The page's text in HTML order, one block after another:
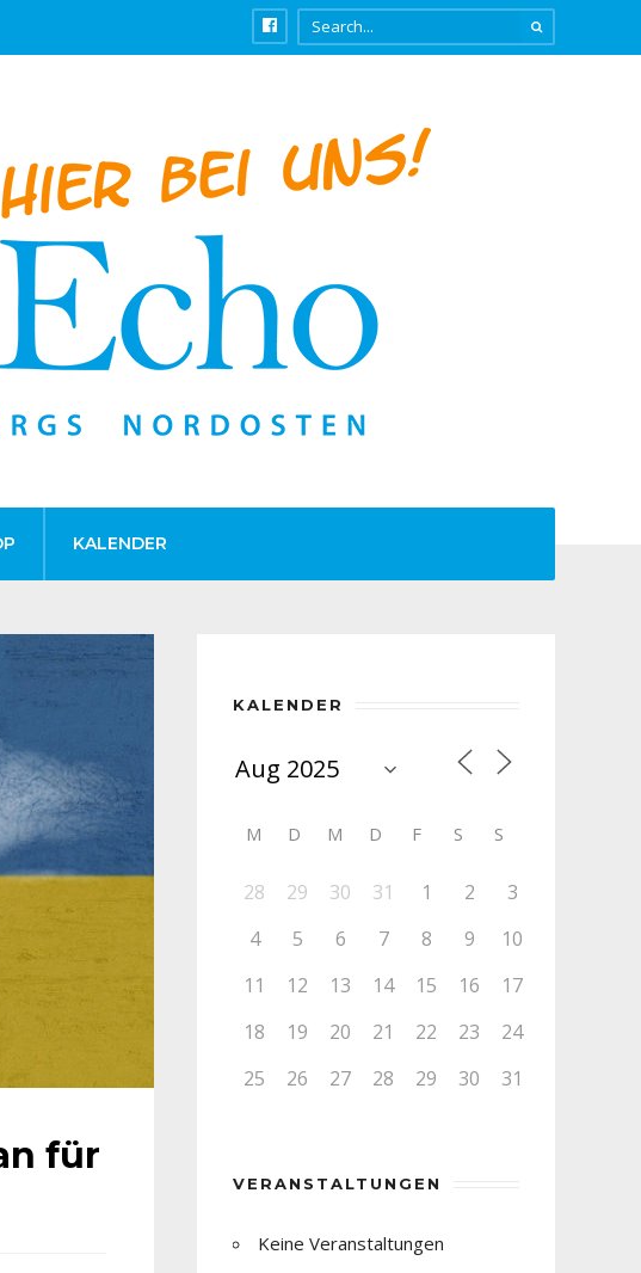
KALENDER
für
KALENDER
M D M D F S S
28 29 30 31 1 2
3
4
5 6 7 8 9
10
11
12 13 14 15 16
17
18
19 20 21 22 23
24
25
26 27 28 29 30 31
VERANSTALTUNGEN
Keine Veranstaltungen